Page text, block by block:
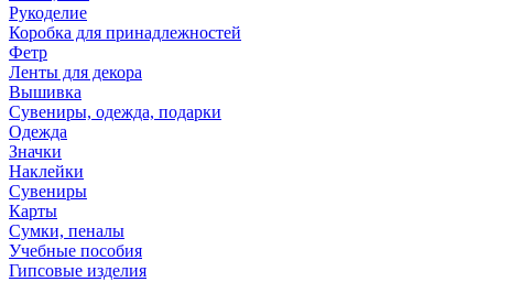
Рукоделие
Коробка для принадлежностей
Фетр
Ленты для декора
Вышивка
Сувениры, одежда, подарки
Одежда
Значки
Наклейки
Сувениры
Карты
Сумки, пеналы
Учебные пособия
Гипсовые изделия